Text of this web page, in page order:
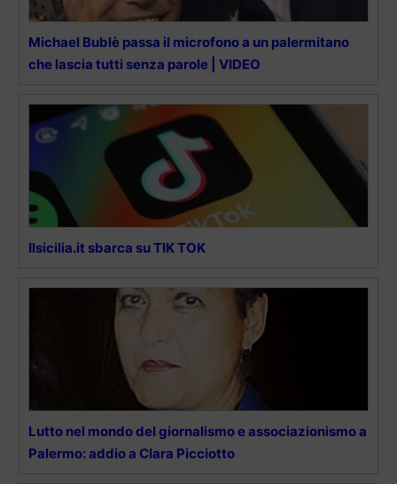
Michael Bublè passa il microfono a un palermitano
che lascia tutti senza parole | VIDEO
Ilsicilia.it sbarca su TIK TOK
Lutto nel mondo del giornalismo e associazionismo a
Palermo: addio a Clara Picciotto